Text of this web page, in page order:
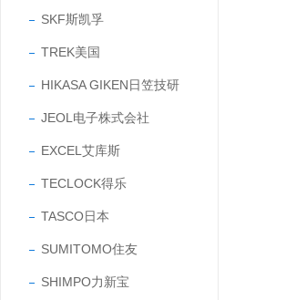
SKF斯凯孚
TREK美国
HIKASA GIKEN日笠技研
JEOL电子株式会社
EXCEL艾库斯
TECLOCK得乐
TASCO日本
SUMITOMO住友
SHIMPO力新宝